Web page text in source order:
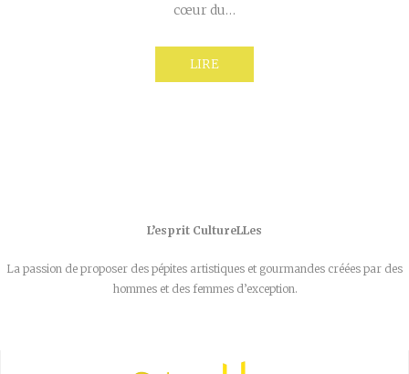
cœur du…
LIRE
L’esprit CultureLLes
La passion de proposer des pépites artistiques et gourmandes créées par des
hommes et des femmes d’exception.